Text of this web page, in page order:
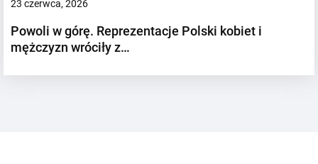
23 czerwca, 2026
Powoli w górę. Reprezentacje Polski kobiet i
mężczyzn wróciły z…